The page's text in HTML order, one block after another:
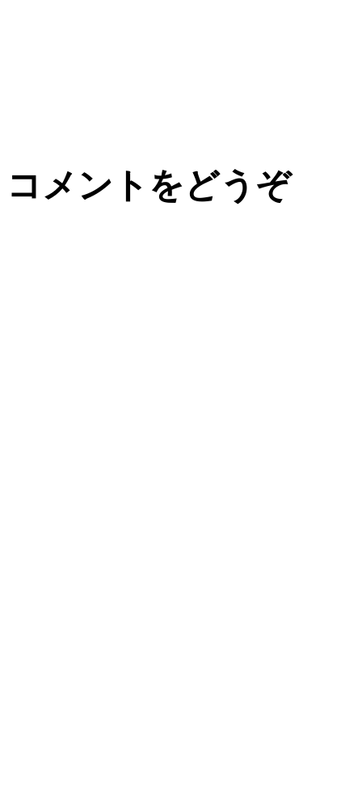
コメントをどうぞ